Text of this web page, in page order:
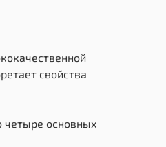
свойства
четыре основных